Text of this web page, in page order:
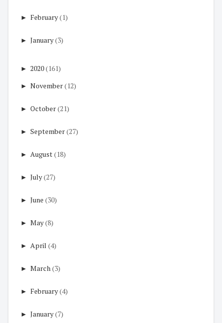
► February(1)
► January(3)
► 2020(161)
► November(12)
► October(21)
► September(27)
► August(18)
► July(27)
► June (30)
► May(8)
► April (4)
► March(3)
► February(4)
► January(7)